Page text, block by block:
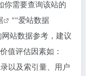
你需要查询该站的
""爱站数据
站数据参考，建议
值评估因素如：
以及索引量、用户